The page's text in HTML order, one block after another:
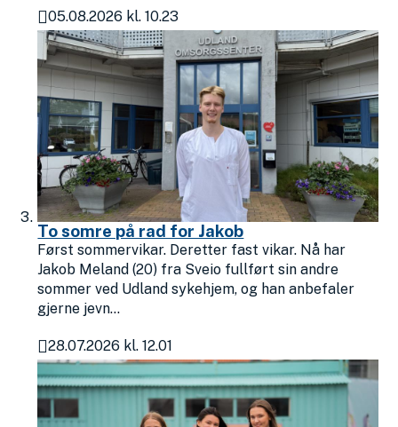
Publisert
05.08.2026 kl. 10.23
To somre på rad for Jakob
Først sommervikar. Deretter fast vikar. Nå har
Jakob Meland (20) fra Sveio fullført sin andre
sommer ved Udland sykehjem, og han anbefaler
gjerne jevn...
Publisert
28.07.2026 kl. 12.01